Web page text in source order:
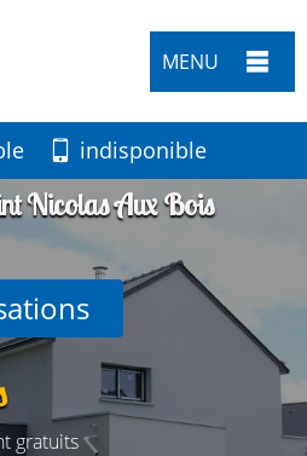
MENU
indisponible
Nicolas Aux Bois
gratuits